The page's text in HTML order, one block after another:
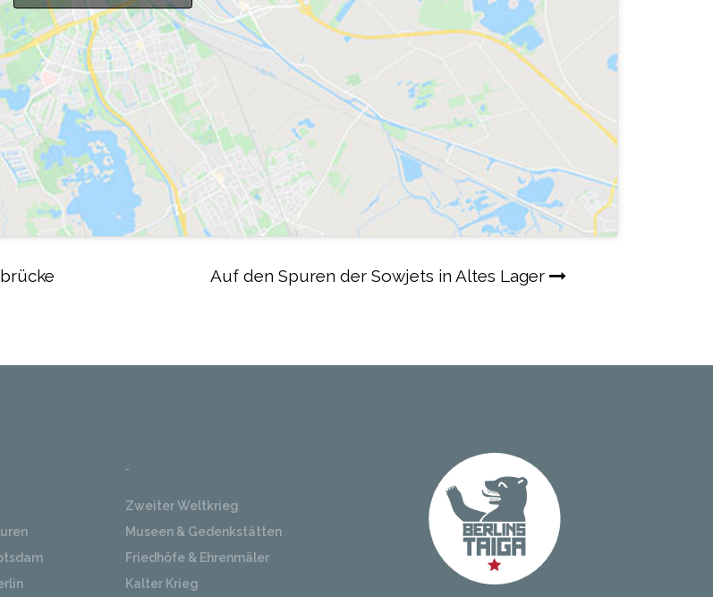
Auf den Spuren der Sowjets in Altes Lager
Zweiter Weltkrieg
Museen & Gedenkstätten
Friedhöfe & Ehrenmäler
Kalter Krieg